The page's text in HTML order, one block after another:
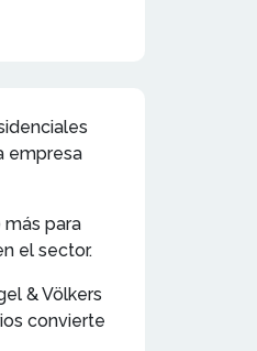
empresa
más para
el sector.
& Völkers
convierte